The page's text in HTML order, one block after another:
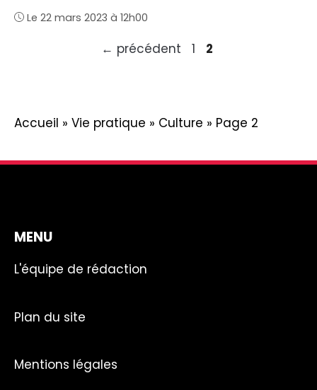
Le 22 mars 2023 à 12h00
← précédent Page
1 Page
2
Accueil » Vie pratique » Culture » Page 2
MENU
L'équipe de rédaction
Plan du site
Mentions légales